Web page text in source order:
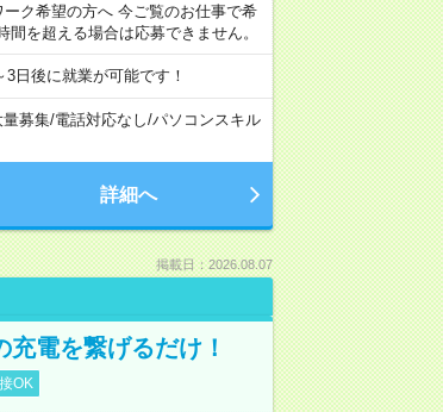
ク希望の方へ 今ご覧のお仕事で希
を超える場合は応募できません。
日後に就業が可能です！
募集/電話対応なし/パソコンスキル
詳細へ
掲載日：2026.08.07
電を繋げるだけ！
OK